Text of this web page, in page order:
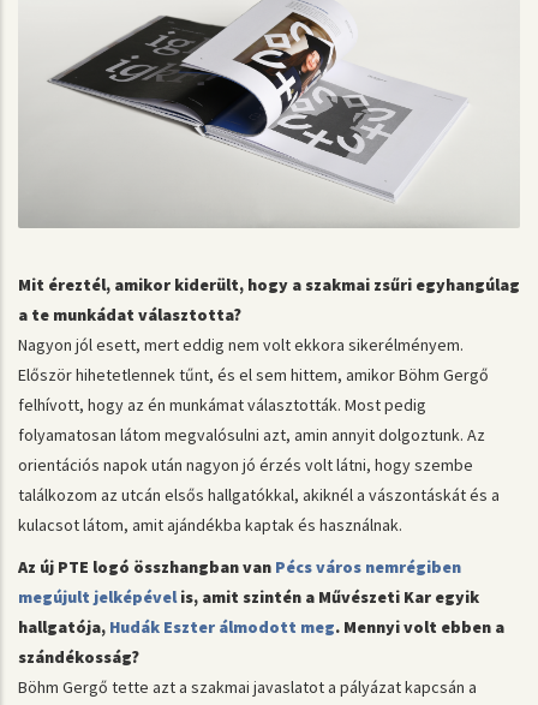
Mit éreztél, amikor kiderült, hogy a szakmai zsűri egyhangúlag
a te munkádat választotta?
Nagyon jól esett, mert eddig nem volt ekkora sikerélményem.
Először hihetetlennek tűnt, és el sem hittem, amikor Böhm Gergő
felhívott, hogy az én munkámat választották. Most pedig
folyamatosan látom megvalósulni azt, amin annyit dolgoztunk. Az
orientációs napok után nagyon jó érzés volt látni, hogy szembe
találkozom az utcán elsős hallgatókkal, akiknél a vászontáskát és a
kulacsot látom, amit ajándékba kaptak és használnak.
Az új PTE logó összhangban van Pécs város nemrégiben
megújult jelképévelis, amit szintén a Művészeti Kar egyik
hallgatója, Hudák Eszter álmodott meg. Mennyi volt ebben a
szándékosság?
Böhm Gergő tette azt a szakmai javaslatot a pályázat kapcsán a